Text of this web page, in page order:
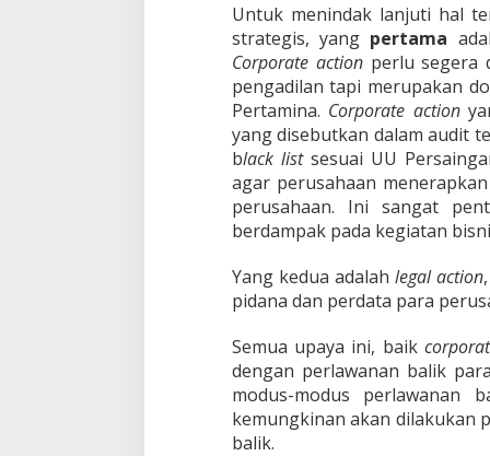
Untuk menindak lanjuti hal
strategis, yang pertama
Corporate actionperlu segera
pengadilan tapi merupakan
Pertamina. Corporate action
yang disebutkan dalam audit
black listsesuai UU
agar perusahaan
perusahaan. Ini sangat
berdampak pada kegiatan
Yang kedua adalah legal action
pidana dan perdata para
Semua upaya ini, baik
dengan perlawanan balik
modus-modus perlawanan
kemungkinan akan dilakukan
balik.